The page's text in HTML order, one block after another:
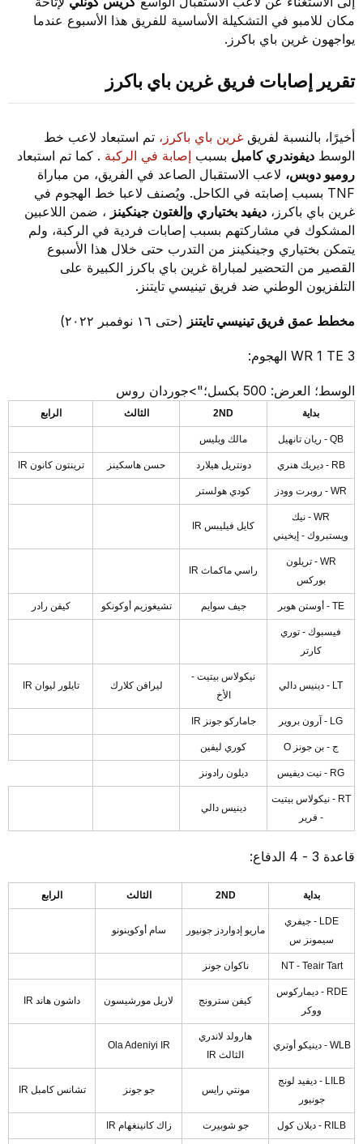
مكان للامبو في التشكيلة الأساسية للفريق هذا الأسبوع عندما
يواجهون غرين باي باكرز.
تقرير إصابات فريق غرين باي باكرز
أخيرًا، بالنسبة لفريقغرين باي باكرز، تم استبعاد لاعب خط
الوسطديفوندري كامبل بسببإصابة في الركبة. كما تم استبعاد
روميو دوبس،لاعب الاستقبال الصاعد في الفريق، من مباراة
TNF بسبب إصابته في الكاحل. ويُصنف لاعبا خط الهجوم في
غرين باي باكرز،ديفيد بختياري وإلغتون جينكينز، ضمن اللاعبين
المشكوك في مشاركتهم بسبب إصابات فردية في الركبة، ولم
يتمكن بختياري وجينكينز من التدرب حتى خلال هذا الأسبوع
القصير من التحضير لمباراة غرين باي باكرز الكبيرة على
التلفزيون الوطني ضد فريق تينيسي تايتنز.
مخطط عمق فريق تينيسي تايتنز(حتى ١٦ نوفمبر ٢٠٢٢)
الوسط؛ العرض: 500 بكسل؛">جوردان روس
بداية 2ND الثالث الرابع
QB - ريان تانهيل مالك ويليس
RB - ديريك هنري دونتريل هيلارد حسن هاسكينز ترينتون كانون IR
WR - روبرت وودز كودي هولستر
WR - نيك
ويستبروك - إيخيني
كايل فيليبس IR
WR - تريلون
بوركس
راسي ماكماث IR
TE - أوستن هوبر جيف سوايم تشيغوزيم أوكونكو كيفن رادر
فيسبوك - توري
كارتر
LT - دينيس دالي
نيكولاس بيتيت -
الأخ
ليرافن كلارك تايلور ليوان IR
LG - آرون بروير جاماركو جونز IR
ج - بن جونز O كوري ليفين
RG - نيت ديفيس ديلون رادونز
RT - نيكولاس بيتيت
- فرير
دينيس دالي
قاعدة 3 - 4 الدفاع:
بداية 2ND الثالث الرابع
LDE - جيفري
سيمونز س
ماريو إدواردز جونيور سام أوكوينونو
NT - Teair Tart ناكوان جونز
RDE - ديماركوس
ووكر
كيفن سترونج لاريل مورشيسون داشون هاند IR
WLB - دينيكو أوتري
هارولد لاندري
الثالث IR
Ola Adeniyi IR
LILB - ديفيد لونج
جونيور
مونتي رايس جو جونز تشانس كامبل IR
RILB - ديلان كول جو شوبيرت زاك كانينغهام IR